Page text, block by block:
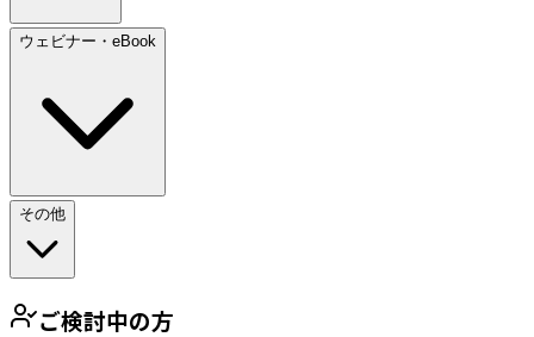
ウェビナー・eBook
その他
ご検討中の方